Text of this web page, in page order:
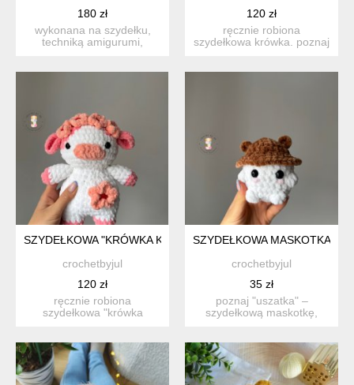
180 zł
wykonana na szydełku,
techniką amigurumi,
120 zł
ręcznie robiona
szydełkowa krówka. poznaj
SZYDEŁKOWA "KRÓWKA KWIATUSZKA", PLUSZOWA
crochetbyjul
120 zł
ręcznie robiona
szydełkowa "krówka
SZYDEŁKOWA MASKOTKA
crochetbyjul
35 zł
poznaj "uszatka" –
szydełkową maskotkę,